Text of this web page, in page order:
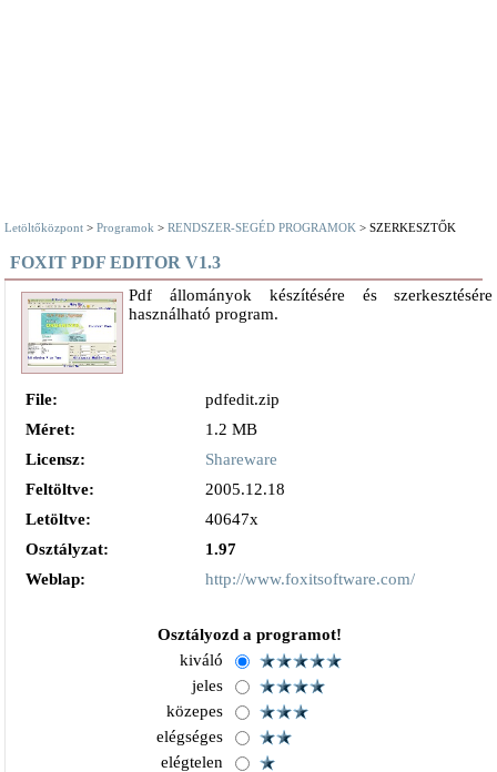
Letöltőközpont >Programok >RENDSZER-SEGÉD PROGRAMOK > SZERKESZTŐK
FOXIT PDF EDITOR V1.3
Pdf állományok készítésére és szerkesztésére
használható program.
File:
pdfedit.zip
Méret:
1.2 MB
Licensz:
Shareware
Feltöltve:
2005.12.18
Letöltve:
40647x
Osztályzat:
1.97
Weblap:
http://www.foxitsoftware.com/
Osztályozd a programot!
kiváló
jeles
közepes
elégséges
elégtelen